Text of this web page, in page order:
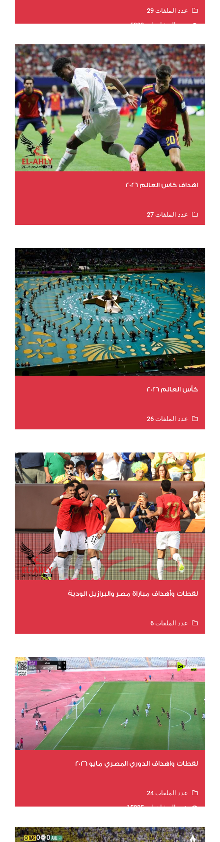
عدد الملفات 29
عدد المشاهدات 5383
اهداف كاس العالم 2026
عدد الملفات 27
كأس العالم 2026
عدد الملفات 26
لقطات وأهداف مباراة مصر والبرازيل الودية
عدد الملفات 6
لقطات واهداف الدوري المصري مايو 2026
عدد الملفات 24
عدد المشاهدات 15835